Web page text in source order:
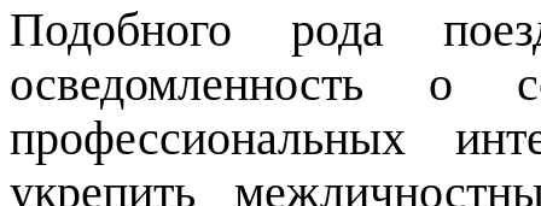
Подобного рода
осведомленность о
профессиональных
укрепить